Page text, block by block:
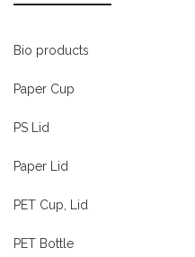
Bio products
Paper Cup
PS Lid
Paper Lid
PET Cup, Lid
PET Bottle